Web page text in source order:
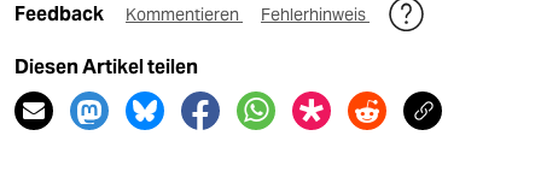
Feedback Kommentieren Fehlerhinweis
Diesen Artikel teilen